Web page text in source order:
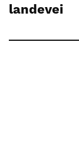
landevei